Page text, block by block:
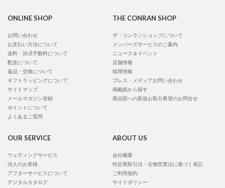
ONLINE SHOP
お問い合わせ
お支払い方法について
送料・決済手数料について
配送について
返品・交換について
ギフトラッピングについて
サイトマップ
メールマガジン登録
ポイントについて
よくあるご質問
THE CONRAN SHOP
ザ・コンランショップについて
メンバーズサービスのご案内
ニュース＆イベント
店舗情報
採用情報
プレス・メディアお問い合わせ
掲載紙から探す
商品部への新規お取引希望のお問合せ
OUR SERVICE
ウェディングサービス
法人のお客様
アフターサービスについて
デジタルカタログ
ABOUT US
会社概要
特定商取引法・古物営業法に基づく表記
ご利用規約
サイトポリシー